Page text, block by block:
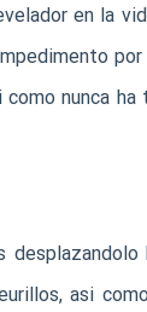
en la
nunca
asi­